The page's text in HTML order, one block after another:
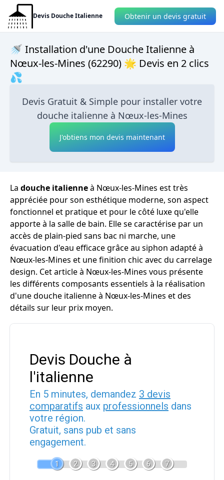
Devis Douche Italienne Obtenir un devis gratuit
🚿 Installation d'une Douche Italienne à
Nœux-les-Mines (62290) 🌟 Devis en 2 clics
💦
Devis Gratuit & Simple pour installer votre
douche italienne à Nœux-les-Mines
J'obtiens mon devis maintenant
La douche italienneà Nœux-les-Mines est très
appréciée pour son esthétique moderne, son aspect
fonctionnel et pratique et pour le côté luxe qu'elle
apporte à la salle de bain. Elle se caractérise par un
accès de plain-pied sans bac ni marche, une
évacuation d'eau efficace grâce au siphon adapté à
Nœux-les-Mines et une finition chic avec du carrelage
design. Cet article à Nœux-les-Mines vous présente
les différents composants essentiels à la réalisation
d'une douche italienne à Nœux-les-Mines et des
détails sur leur prix moyen.
Devis Douche à
l'italienne
En 5 minutes, demandez 3 devis
comparatifs aux professionnels dans
votre région.
Gratuit, sans pub et sans
engagement.
1 2 3 4 5 6 7